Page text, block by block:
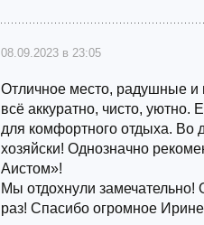
08.09.2023 в 23:05
Отличное место, радушные и
всё аккуратно, чисто, уютно.
для комфортного отдыха. Во
хозяйски! Однозначно
Аистом»!
Мы отдохнули замечательно!
раз! Спасибо огромное